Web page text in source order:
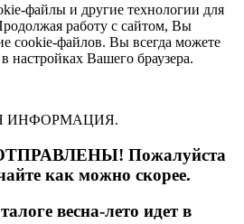
файлы и другие технологии для
работу с сайтом, Вы
cookie-файлов. Вы всегда можете
настройках Вашего браузера.
ИНФОРМАЦИЯ.
Пожалуйста
как можно скорее.
весна-лето идет в